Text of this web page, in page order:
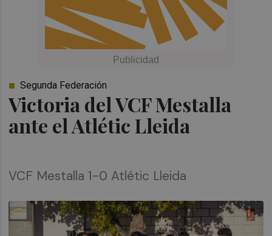
Victoria del VCF Mestalla
ante el Atlétic Lleida
Segunda Federación
VCF Mestalla 1-0 Atlétic Lleida